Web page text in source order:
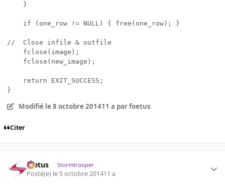
}
if (one_row != NULL) { free(one_row); }
//  Close infile & outfile
fclose(image);
fclose(new_image);
return EXIT_SUCCESS;
Modifié le 8 octobre 201411 a par foetus
Citer
foetus Stormtrooper
Posté(e) le 5 octobre 201411 a